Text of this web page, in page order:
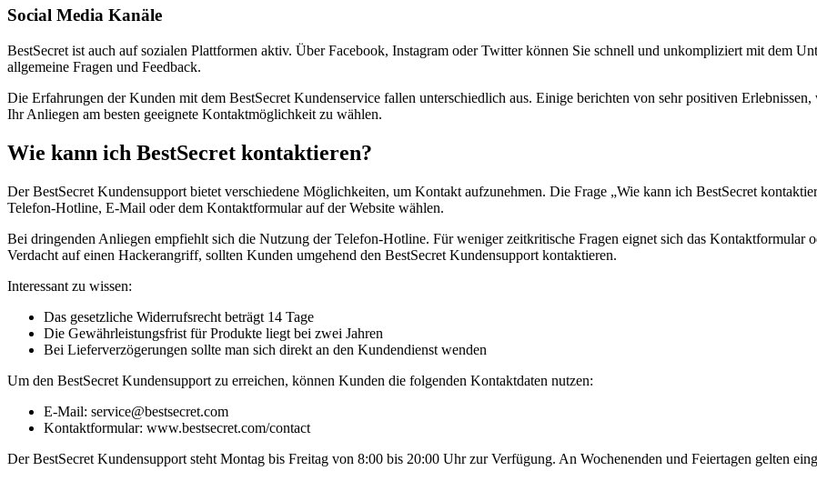
Social Media Kanäle
BestSecret ist auch auf sozialen Plattformen aktiv. Über Facebook, Instagram oder Twitter können Sie schnell und unkompliziert mit dem
allgemeine Fragen und Feedback.
Die Erfahrungen der Kunden mit dem BestSecret Kundenservice fallen unterschiedlich aus. Einige berichten von sehr positiven
Ihr Anliegen am besten geeignete Kontaktmöglichkeit zu wählen.
Wie kann ich BestSecret kontaktieren?
Der BestSecret Kundensupport bietet verschiedene Möglichkeiten, um Kontakt aufzunehmen. Die Frage „Wie kann ich BestSecret
Telefon-Hotline, E-Mail oder dem Kontaktformular auf der Website wählen.
Bei dringenden Anliegen empfiehlt sich die Nutzung der Telefon-Hotline. Für weniger zeitkritische Fragen eignet sich das
Verdacht auf einen Hackerangriff, sollten Kunden umgehend den BestSecret Kundensupport kontaktieren.
Interessant zu wissen:
Das gesetzliche Widerrufsrecht beträgt 14 Tage
Die Gewährleistungsfrist für Produkte liegt bei zwei Jahren
Bei Lieferverzögerungen sollte man sich direkt an den Kundendienst wenden
Um den BestSecret Kundensupport zu erreichen, können Kunden die folgenden Kontaktdaten nutzen:
E-Mail: service@bestsecret.com
Kontaktformular: www.bestsecret.com/contact
Der BestSecret Kundensupport steht Montag bis Freitag von 8:00 bis 20:00 Uhr zur Verfügung. An Wochenenden und Feiertagen gelten